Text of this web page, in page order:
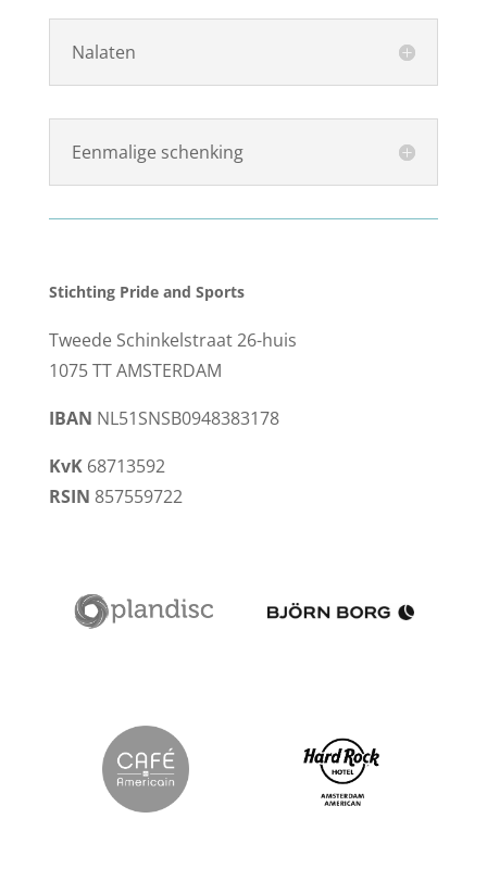
Nalaten
Eenmalige schenking
Stichting Pride and Sports
Tweede Schinkelstraat 26-huis
1075 TT AMSTERDAM
IBAN NL51SNSB0948383178
KvK68713592
RSIN 857559722